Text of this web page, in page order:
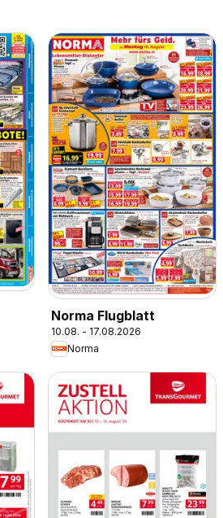
Norma Flugblatt
10.08. - 17.08.2026
Norma